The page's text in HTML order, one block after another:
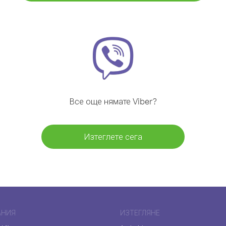
Все още нямате Viber?
Изтеглете сега
ИЗТЕГЛЯНЕ